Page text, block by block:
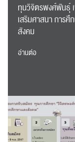
ทุนวิจิตรพงศ์พันธุ์
เสริมศาสนา การศึ
สังคม
อ่านต่อ